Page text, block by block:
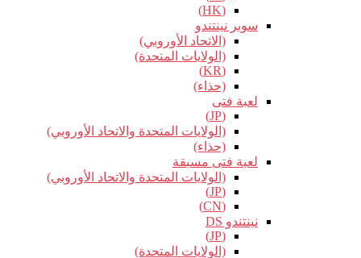
(HK)
سوبر نينتندو
(الاتحاد الأوروبي)
(الولايات المتحدة)
(KR)
(حذاء)
لعبة فتى
(JP)
(الولايات المتحدة والاتحاد الأوروبي)
(حذاء)
لعبة فتى مسبقة
(الولايات المتحدة والاتحاد الأوروبي)
(JP)
(CN)
نينتندو DS
(JP)
(الولايات المتحدة)